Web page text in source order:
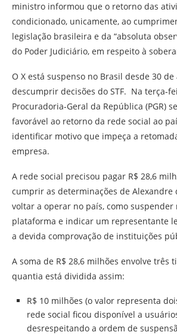
ministro informou que o retorno das
condicionado, unicamente, ao
legislação brasileira e da “absoluta
do Poder Judiciário, em respeito à
O X está suspenso no Brasil desde 30
descumprir decisões do STF. Na terça-
Procuradoria-Geral da República (PGR)
favorável ao retorno da rede social ao
identificar motivo que impeça a
empresa.
A rede social precisou pagar R$ 28,6
cumprir as determinações de Alexandre
voltar a operar no país, como suspender
plataforma e indicar um representante
a devida comprovação de instituições
A soma de R$ 28,6 milhões envolve três
quantia está dividida assim:
R$ 10 milhões (o valor representa
rede social ficou disponível a
desrespeitando a ordem de